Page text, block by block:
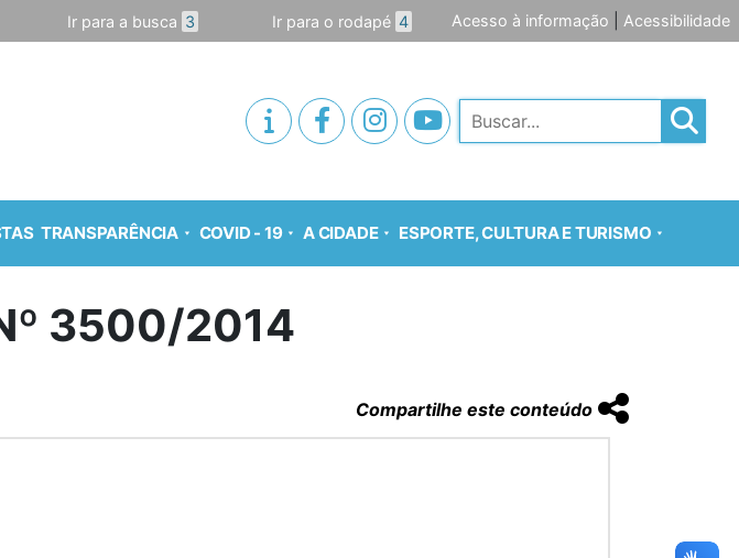
Ir para a busca 3 Ir para o rodapé 4 Acesso à informação Acessibilidade
Pesquisar
TRANSPARÊNCIA COVID - 19 A CIDADE ESPORTE, CULTURA E TURISMO
3500/2014
Compartilhe este conteúdo